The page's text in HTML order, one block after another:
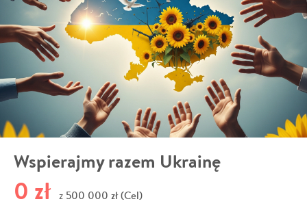
Wspierajmy razem Ukrainę
0 zł z 500 000 zł (Cel)